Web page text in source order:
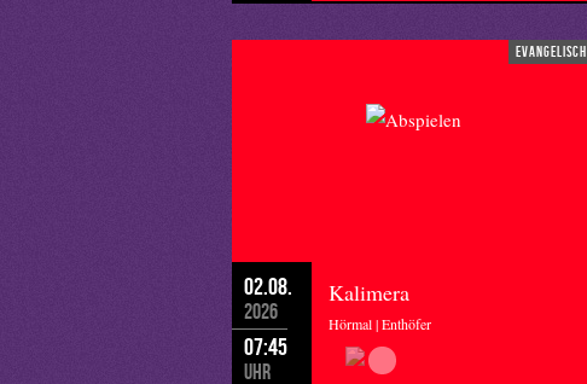
evangelisch
02.08.
2026
07:45
Uhr
Kalimera
Hörmal | Enthöfer